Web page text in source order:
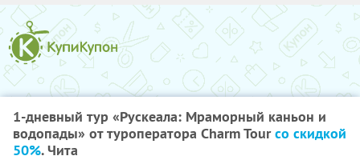
1-дневный тур «Рускеала: Мраморный каньон и
водопады» от туроператора Charm Tourсо скидкой
50%. Чита